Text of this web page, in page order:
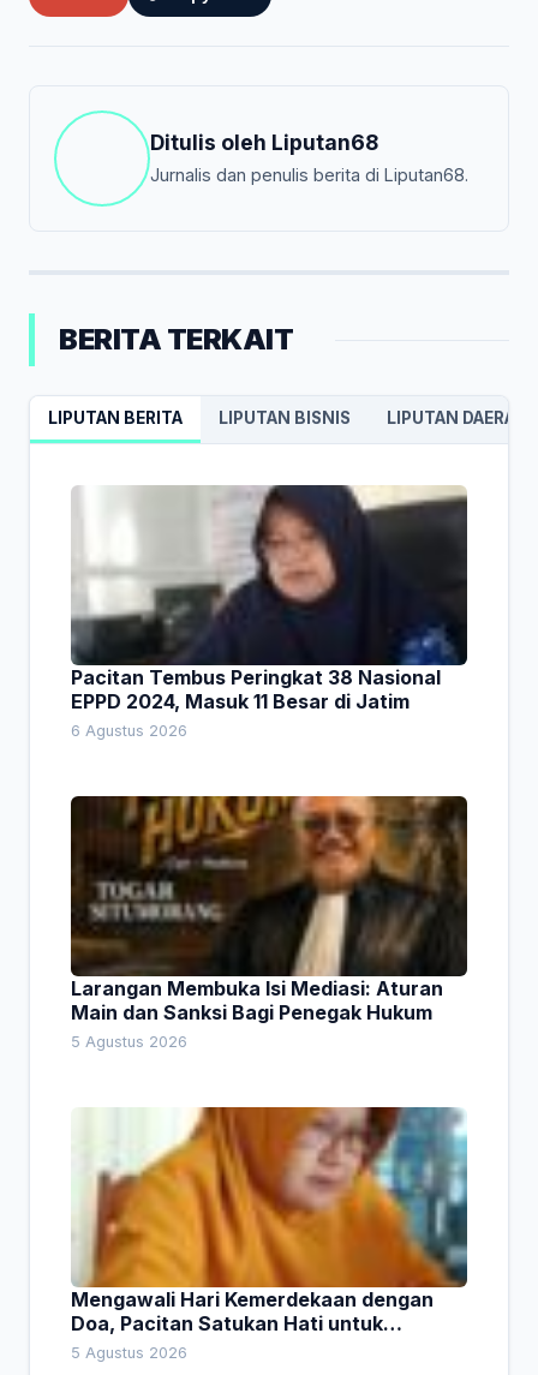
Ditulis oleh Liputan68
Jurnalis dan penulis berita di Liputan68.
BERITA TERKAIT
LIPUTAN BERITA LIPUTAN BISNIS LIPUTAN DAERAH
Pacitan Tembus Peringkat 38 Nasional
EPPD 2024, Masuk 11 Besar di Jatim
6 Agustus 2026
Larangan Membuka Isi Mediasi: Aturan
Main dan Sanksi Bagi Penegak Hukum
5 Agustus 2026
Mengawali Hari Kemerdekaan dengan
Doa, Pacitan Satukan Hati untuk
Indonesia
5 Agustus 2026